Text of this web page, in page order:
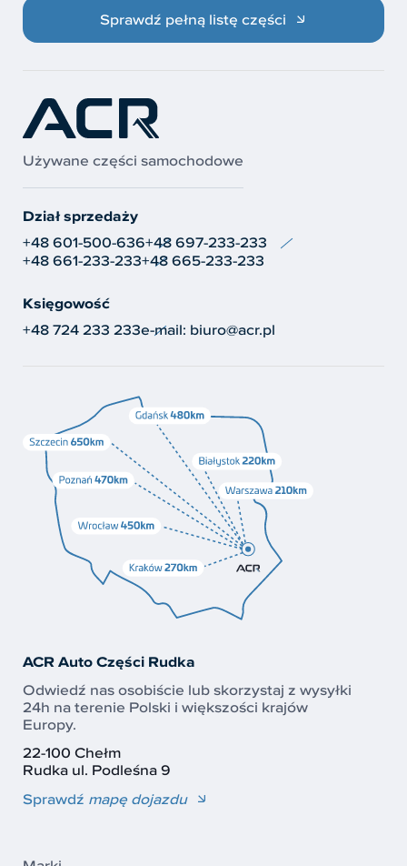
Sprawdź pełną listę części
Używane części samochodowe
Dział sprzedaży
+48 601-500-636+48 697-233-233
+48 661-233-233+48 665-233-233
Księgowość
+48 724 233 233e-mail: biuro@acr.pl
ACR Auto Części Rudka
Odwiedź nas osobiście lub skorzystaj z wysyłki
24h na terenie Polski i większości krajów
Europy.
22-100 Chełm
Rudka ul. Podleśna 9
Sprawdź mapę dojazdu